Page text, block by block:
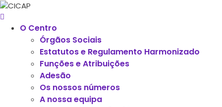
O Centro
Órgãos Sociais
Estatutos e Regulamento Harmonizado
Funções e Atribuições
Adesão
Os nossos números
A nossa equipa